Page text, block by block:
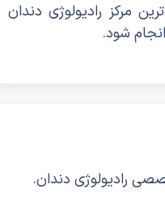
مرکز رادیولوژی دندان
شود.